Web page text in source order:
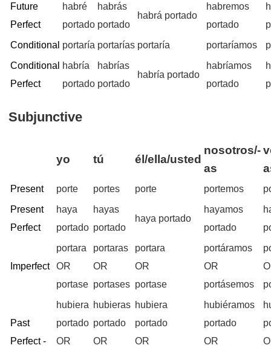
Future
Perfect
habré
portado
habrás
portado
habrá portado
habremos
portado
Conditional portaría portarías portaría portaríamos
Conditional
Perfect
habría
portado
habrías
portado
habría portado
habríamos
portado
Subjunctive
yo tú él/ella/usted
nosotros/-
as
Present porte portes porte portemos
Present
Perfect
haya
portado
hayas
portado
haya portado
hayamos
portado
Imperfect
portara
OR
portase
portaras
OR
portases
portara
OR
portase
portáramos
OR
portásemos
Past
Perfect -
hubiera
portado
OR
hubieras
portado
OR
hubiera
portado
OR
hubiéramos
portado
OR